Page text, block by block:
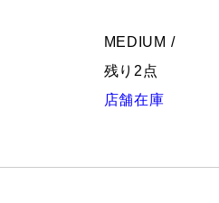
MEDIUM /
残り2点
店舗在庫